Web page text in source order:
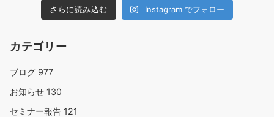
さらに読み込む Instagram でフォロー
カテゴリー
ブログ 977
お知らせ 130
セミナー報告 121